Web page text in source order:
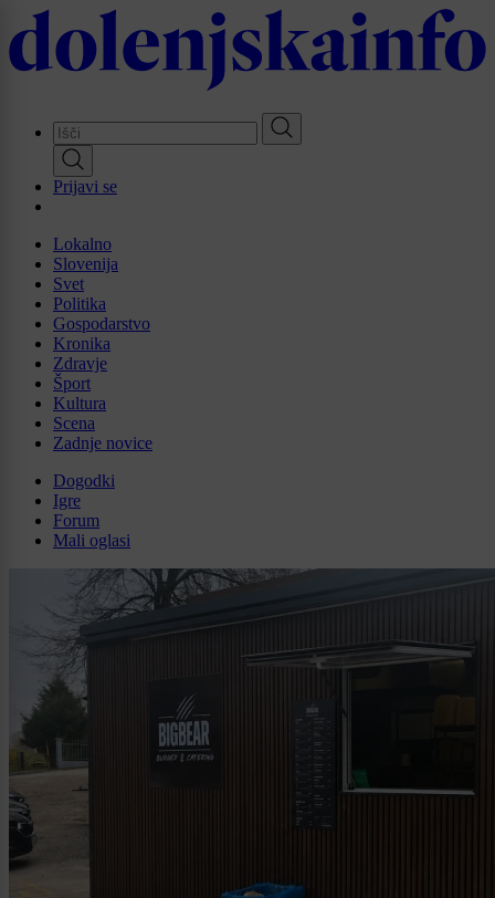
Skip
to
main
Prijavi se
Lokalno
Slovenija
Svet
Politika
Gospodarstvo
Kronika
Zdravje
Šport
Kultura
Scena
Zadnje novice
Dogodki
Igre
Forum
Mali oglasi